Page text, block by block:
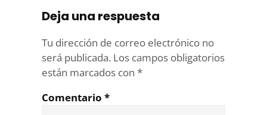
Deja una respuesta
Tu dirección de correo electrónico no
será publicada. Los campos obligatorios
están marcados con *
Comentario *